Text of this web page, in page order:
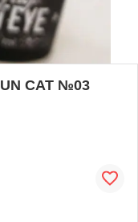
CAT №03